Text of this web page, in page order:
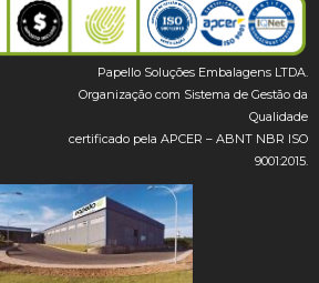
Papello Soluções Embalagens LTDA.
Organização com Sistema de Gestão da
Qualidade
certificado pela APCER – ABNT NBR ISO
9001:2015.